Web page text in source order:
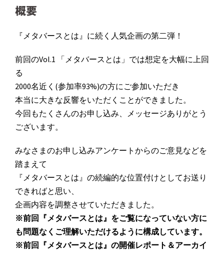
概要
『メタバースとは』に続く人気企画の第二弾！
前回のVol.1 「メタバースとは」では想定を大幅に上回
る
2000名近く(参加率93%)の方にご参加いただき
本当に大きな反響をいただくことができました。
今回もたくさんのお申し込み、メッセージありがとう
ございます。
みなさまのお申し込みアンケートからのご意見などを
踏まえて
『メタバースとは』の続編的な位置付けとしてお送り
できればと思い、
企画内容を調整させていただきました。
※前回『メタバースとは』をご覧になっていない方に
も問題なくご理解いただけるように構成しています。
※前回『メタバースとは』の開催レポート＆アーカイ